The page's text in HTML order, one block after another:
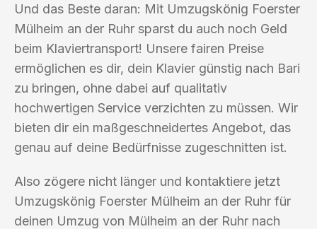
Und das Beste daran: Mit Umzugskönig Foerster
Mülheim an der Ruhr sparst du auch noch Geld
beim Klaviertransport! Unsere fairen Preise
ermöglichen es dir, dein Klavier günstig nach Bari
zu bringen, ohne dabei auf qualitativ
hochwertigen Service verzichten zu müssen. Wir
bieten dir ein maßgeschneidertes Angebot, das
genau auf deine Bedürfnisse zugeschnitten ist.
Also zögere nicht länger und kontaktiere jetzt
Umzugskönig Foerster Mülheim an der Ruhr für
deinen Umzug von Mülheim an der Ruhr nach